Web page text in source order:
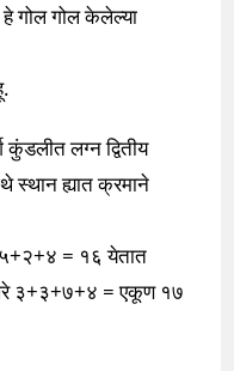
गोल गोल केलेल्या
कुंडलीत लग्न द्वितीय
स्थान ह्यात क्रमाने
= १६ येतात
घरे ३+३+७+४ = एकूण १७